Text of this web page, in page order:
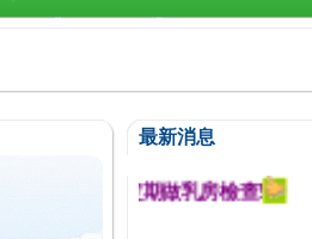
最新消息
者,提醒您定期做乳房檢查!